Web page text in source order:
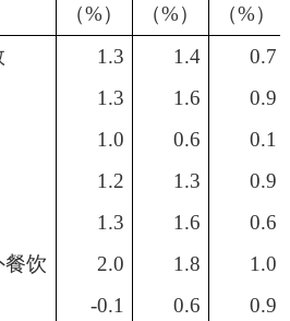
（%）
（%）
（%）
1.3 1.4
0.7
1.3 1.6
0.9
1.0 0.6
0.1
1.2 1.3
0.9
1.3 1.6
0.6
餐饮
2.0 1.8
1.0
-0.1 0.6
0.9